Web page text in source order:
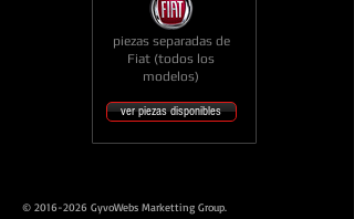
piezas separadas de
Fiat (todos los
modelos)
ver piezas disponibles
© 2016-2026 GyvoWebs Marketting Group.